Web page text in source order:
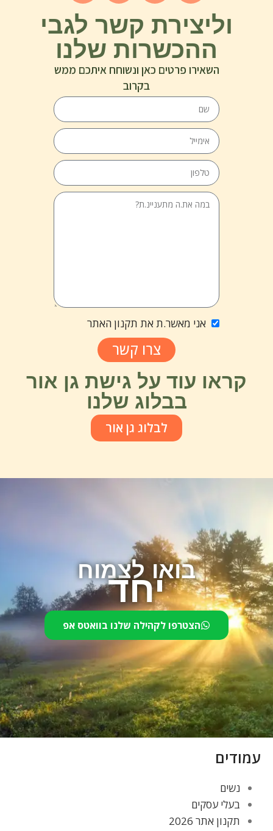
וליצירת קשר לגבי
ההכשרות שלנו
השאירו פרטים כאן ונשוחח איתכם ממש
בקרוב
אני מאשר.ת את תקנון האתר
צרו קשר
קראו עוד על גישת גן אור
בבלוג שלנו
לבלוג גן אור
בואו לצמוח
יחד
הצטרפו לקהילה שלנו בוואטס אפ
עמודים
נשים
בעלי עסקים
תקנון אתר 2026